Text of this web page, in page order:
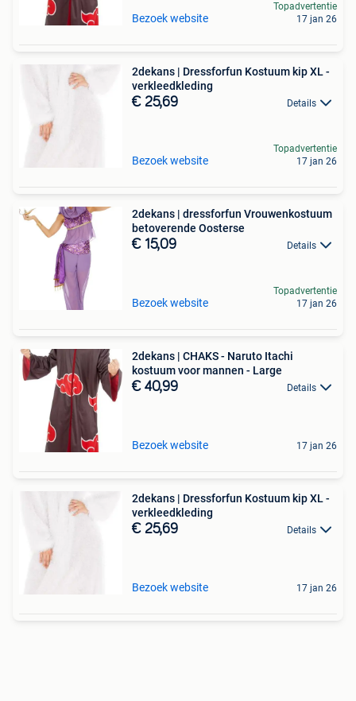
Bezoek website
Topadvertentie
17 jan 26
2dekans | Dressforfun Kostuum kip XL -
verkleedkleding
€ 25,69 Details
Bezoek website
Topadvertentie
17 jan 26
2dekans | dressforfun Vrouwenkostuum
betoverende Oosterse
€ 15,09 Details
Bezoek website
Topadvertentie
17 jan 26
2dekans | CHAKS - Naruto Itachi
kostuum voor mannen - Large
€ 40,99 Details
Bezoek website 17 jan 26
2dekans | Dressforfun Kostuum kip XL -
verkleedkleding
€ 25,69 Details
Bezoek website 17 jan 26